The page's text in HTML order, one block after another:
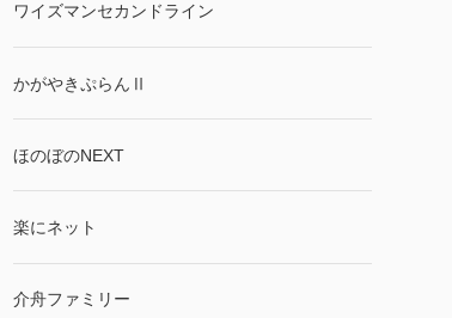
ワイズマンセカンドライン
かがやきぷらんⅡ
ほのぼのNEXT
楽にネット
介舟ファミリー